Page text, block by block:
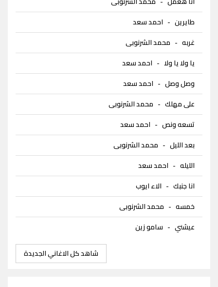
طايرين - احمد سعد
غربه - محمد الشرنوبى
يا ولا يا ولا - احمد سعد
وصل وصل - احمد سعد
على مهلك - محمد الشرنوبى
تسعه ونص - احمد سعد
بعد الليل - محمد الشرنوبى
الليله - احمد سعد
انا جنبك - الاء ايوب
خمسه - محمد الشرنوبى
عيشني - سامو زين
شاهد كل الاغاني الجديدة